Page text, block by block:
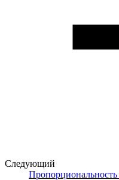
Следующий
Пропорциональность